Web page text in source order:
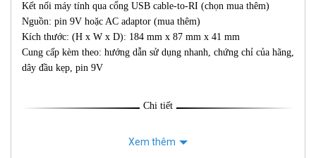
Kết nối máy tính qua cổng USB cable-to-RI (chọn mua thêm)
Nguồn: pin 9V hoặc AC adaptor (mua thêm)
Kích thước: (H x W x D): 184 mm x 87 mm x 41 mm
Cung cấp kèm theo: hướng dẫn sử dụng nhanh, chứng chỉ của hãng,
dây đầu kẹp, pin 9V
Chi tiết
Xem thêm